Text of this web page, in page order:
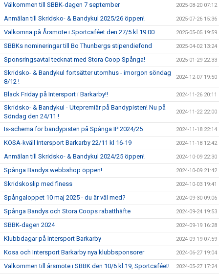
Välkommen till SBBK-dagen 7 september 2025-08-20 07:12
Anmälan till Skridsko- & Bandykul 2025/26 öppen! 2025-07-26 15:36
Välkomna på Årsmöte i Sportcaféet den 27/5 kl 19.00 2025-05-05 19:59
SBBKs nomineringar till Bo Thunbergs stipendiefond 2025-04-02 13:24
Sponsringsavtal tecknat med Stora Coop Spånga! 2025-01-29 22:33
Skridsko- & Bandykul fortsätter utomhus - imorgon söndag
8/12 !
2024-12-07 19:50
Black Friday på Intersport i Barkarby!! 2024-11-26 20:11
Skridsko- & Bandykul - Utepremiär på Bandypisten! Nu på
Söndag den 24/11 !
2024-11-22 22:00
Is-schema för bandypisten på Spånga IP 2024/25 2024-11-18 22:14
KOSA-kväll Intersport Barkarby 22/11 kl 16-19 2024-11-18 12:42
Anmälan till Skridsko- & Bandykul 2024/25 öppen! 2024-10-09 22:30
Spånga Bandys webbshop öppen! 2024-10-09 21:42
Skridskoslip med finess 2024-10-03 19:41
Spångaloppet 10 maj 2025 - du är väl med? 2024-09-30 09:06
Spånga Bandys och Stora Coops rabatthäfte 2024-09-24 19:53
SBBK-dagen 2024 2024-09-19 16:28
Klubbdagar på Intersport Barkarby 2024-09-19 07:59
Kosa och Intersport Barkarby nya klubbsponsorer 2024-06-27 19:04
Välkommen till årsmöte i SBBK den 10/6 kl.19, Sportcaféet! 2024-05-27 17:24